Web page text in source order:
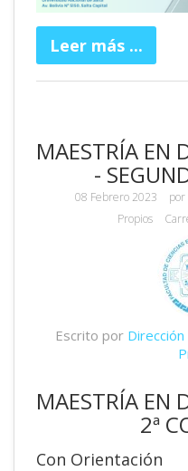
Leer más ...
MAESTRÍA EN
-
08 Febrero 2023 por
Propios
Escrito por
MAESTRÍA EN
2ª
Con Orientación